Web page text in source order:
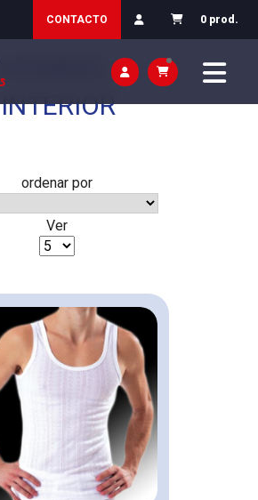
CONTACTO 0 prod.
HOMBRE /
INTERIOR
ordenar por
Ver